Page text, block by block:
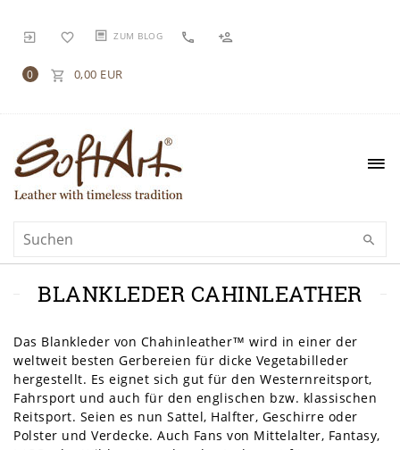
ZUM BLOG
0 0,00 EUR
BLANKLEDER CAHINLEATHER
Das Blankleder von Chahinleather™ wird in einer der
weltweit besten Gerbereien für dicke Vegetabilleder
hergestellt. Es eignet sich gut für den Westernreitsport,
Fahrsport und auch für den englischen bzw. klassischen
Reitsport. Seien es nun Sattel, Halfter, Geschirre oder
Polster und Verdecke. Auch Fans von Mittelalter, Fantasy,